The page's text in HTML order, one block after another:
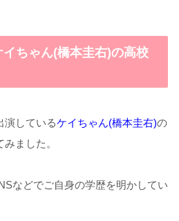
ちゃん(橋本圭右)の高校
演しているケイちゃん(橋本圭右)の
ました。
などでご自身の学歴を明かしてい